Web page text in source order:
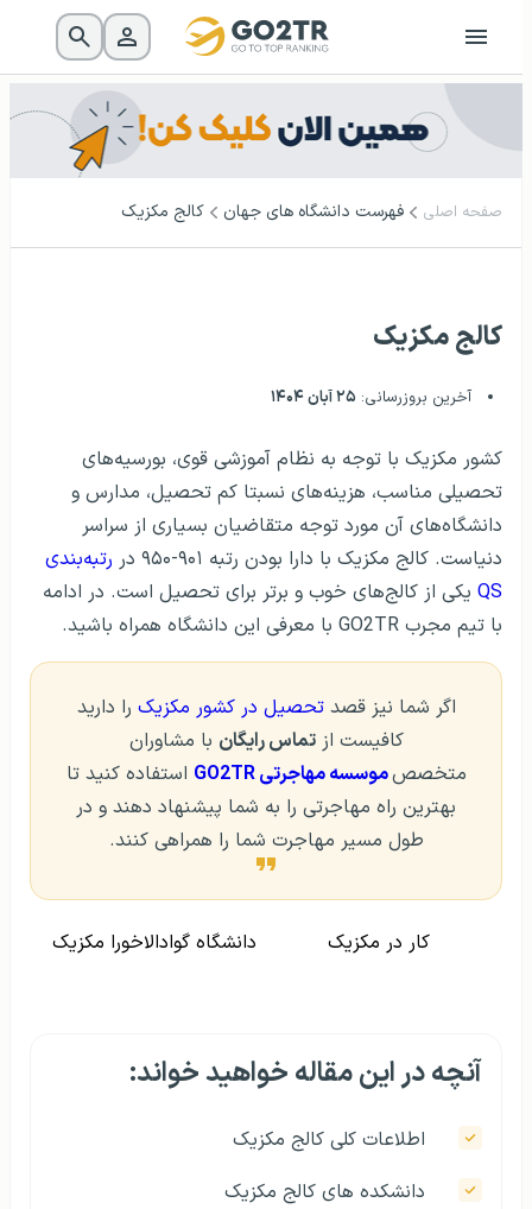
صفحه اصلی فهرست دانشگاه‌ های جهان کالج مکزیک
کالج مکزیک
آخرین بروزرسانی: ۲۵ آبان ۱۴۰۴
کشور مکزیک با توجه به نظام آموزشی قوی، بورسیه‌های
تحصیلی مناسب، هزینه‌های نسبتا کم تحصیل، مدارس و
دانشگاه‌های آن مورد توجه متقاضیان بسیاری از سراسر
دنیاست. کالج مکزیک با دارا بودن رتبه ۹۰۱-۹۵۰ در
رتبه‌بندی
QS
یکی از کالج‎‌های خوب و برتر برای تحصیل است. در ادامه
با تیم مجرب GO2TR با معرفی این دانشگاه همراه باشید.
اگر شما نیز قصدتحصیل در کشور مکزیک را دارید
کافیست ازتماس رایگان با مشاوران
متخصصموسسه مهاجرتی GO2TR
استفاده کنید تا
بهترین راه مهاجرتی را به شما پیشنهاد دهند و در
طول مسیر مهاجرت شما را همراهی کنند.
کار در مکزیک دانشگاه گوادالاخورا مکزیک
آنچه در این مقاله خواهید خواند:
اطلاعات کلی کالج مکزیک
دانشکده های کالج مکزیک